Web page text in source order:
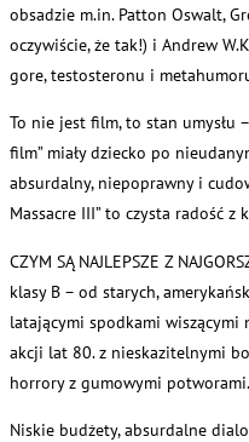
obsadzie m.in. Patton Oswalt,
oczywiście, że tak!) i Andrew
gore, testosteronu i
To nie jest film, to stan umysłu
film” miały dziecko po
absurdalny, niepoprawny i
Massacre III” to czysta radość
CZYM SĄ NAJLEPSZE Z
klasy B – od starych,
latającymi spodkami wiszącymi
akcji lat 80. z nieskazitelnymi
horrory z gumowymi potworami.
Niskie budżety, absurdalne